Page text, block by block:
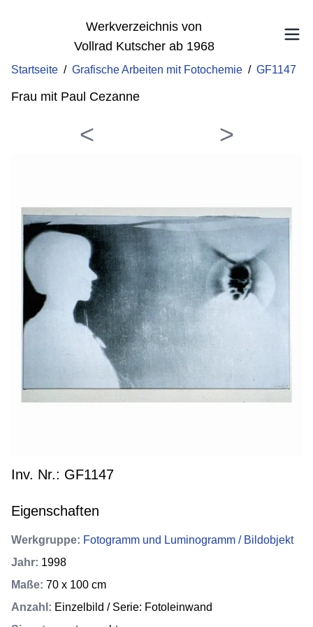
Werkverzeichnis von
Vollrad Kutscher ab 1968
Startseite / Grafische Arbeiten mit Fotochemie / GF1147
Frau mit Paul Cezanne
Inv. Nr.: GF1147
Eigenschaften
Werkgruppe: Fotogramm und Luminogramm / Bildobjekt
Jahr: 1998
Maße: 70 x 100 cm
Anzahl : Einzelbild / Serie: Fotoleinwand
< >